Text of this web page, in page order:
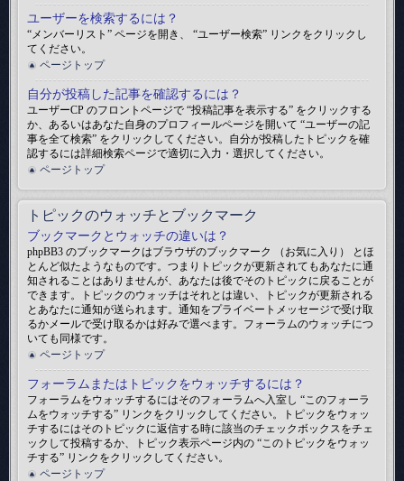
ユーザーを検索するには？
“メンバーリスト” ページを開き、 “ユーザー検索” リンクをクリックし
てください。
ページトップ
自分が投稿した記事を確認するには？
ユーザーCP のフロントページで “投稿記事を表示する” をクリックする
か、あるいはあなた自身のプロフィールページを開いて “ユーザーの記
事を全て検索” をクリックしてください。自分が投稿したトピックを確
認するには詳細検索ページで適切に入力・選択してください。
ページトップ
トピックのウォッチとブックマーク
ブックマークとウォッチの違いは？
phpBB3 のブックマークはブラウザのブックマーク （お気に入り） とほ
とんど似たようなものです。つまりトピックが更新されてもあなたに通
知されることはありませんが、あなたは後でそのトピックに戻ることが
できます。トピックのウォッチはそれとは違い、トピックが更新される
とあなたに通知が送られます。通知をプライベートメッセージで受け取
るかメールで受け取るかは好みで選べます。フォーラムのウォッチにつ
いても同様です。
ページトップ
フォーラムまたはトピックをウォッチするには？
フォーラムをウォッチするにはそのフォーラムへ入室し “このフォーラ
ムをウォッチする” リンクをクリックしてください。トピックをウォッ
チするにはそのトピックに返信する時に該当のチェックボックスをチェ
ックして投稿するか、トピック表示ページ内の “このトピックをウォッ
チする” リンクをクリックしてください。
ページトップ